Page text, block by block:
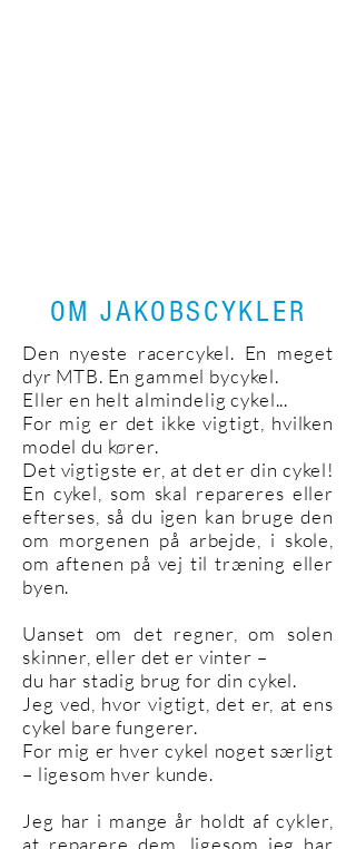
OM JAKOBSCYKLER
Den nyeste racercykel. En meget
dyr MTB. En gammel bycykel.
Eller en helt almindelig cykel...
For mig er det ikke vigtigt, hvilken
model du kører.
Det vigtigste er, at det er din cykel!
En cykel, som skal repareres eller
efterses, så du igen kan bruge den
om morgenen på arbejde, i skole,
om aftenen på vej til træning eller
byen.
Uanset om det regner, om solen
skinner, eller det er vinter –
du har stadig brug for din cykel.
Jeg ved, hvor vigtigt, det er, at ens
cykel bare fungerer.
For mig er hver cykel noget særligt
– ligesom hver kunde.
Jeg har i mange år holdt af cykler,
at reparere dem, ligesom jeg har